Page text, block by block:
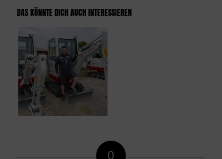
DAS KÖNNTE DICH AUCH INTERESSIEREN
0